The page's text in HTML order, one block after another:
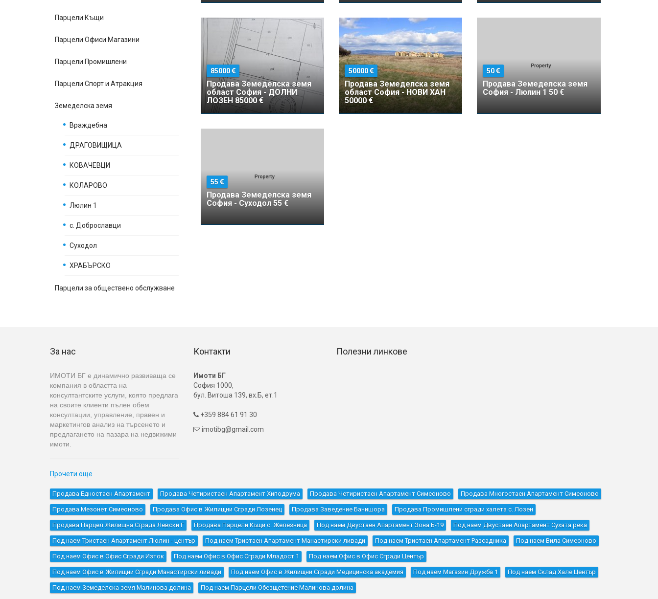
Парцели Къщи
Парцели Офиси Магазини
Парцели Промишлени
Парцели Спорт и Атракция
Земеделска земя
Враждебна
ДРАГОВИЩИЦА
КОВАЧЕВЦИ
КОЛАРОВО
Люлин 1
с. Доброславци
Суходол
ХРАБЪРСКО
Парцели за обществено обслужване
85000
Продава Земеделска земя
област София - ДОЛНИ
ЛОЗЕН 85000 €
50000
Продава Земеделска земя
област София - НОВИ ХАН
50000 €
50
Продава Земеделска земя
София - Люлин 1 50 €
55
Продава Земеделска земя
София - Суходол 55 €
За нас
ИМОТИ БГ е динамично развиваща се
компания в областта на
консултантските услуги, която предлага
на своите клиенти пълен обем
консултации, управление, правен и
маркетингов анализ на търсенето и
предлагането на пазара на недвижими
имоти.
Прочети още
Контакти
Имоти БГ
София 1000,
бул. Витоша 139, вх.Б, ет.1
+359 884 61 91 30
 imotibg@gmail.com
Полезни линкове
Продава Едностаен Апартамент Продава Четиристаен Апартамент Хиподрума Продава Четиристаен Апартамент Симеоново Продава Многостаен Апартамент Симеоново
Продава Мезонет Симеоново Продава Офис в Жилищни Сгради Лозенец Продава Заведение Банишора Продава Промишлени сгради халета с. Лозен
Продава Парцел Жилищна Сграда Левски Г Продава Парцели Къщи с. Железница Под наем Двустаен Апартамент Зона Б-19 Под наем Двустаен Апартамент Сухата река
Под наем Тристаен Апартамент Люлин - център Под наем Тристаен Апартамент Манастирски ливади Под наем Тристаен Апартамент Разсадника Под наем Вила Симеоново
Под наем Офис в Офис Сгради Изток Под наем Офис в Офис Сгради Младост 1 Под наем Офис в Офис Сгради Център
Под наем Офис в Жилищни Сгради Манастирски ливади Под наем Офис в Жилищни Сгради Медицинска академия Под наем Магазин Дружба 1 Под наем Склад Хале Център
Под наем Земеделска земя Малинова долина Под наем Парцели Обезщетение Малинова долина